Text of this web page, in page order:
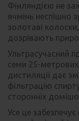
Фінляндією не
ячмінь неспішно
золотаві
дозрівають
Ультрасучасний
семи 25-
дистиляції дає
фільтрацію
сторонніх
Усе це забезпечує